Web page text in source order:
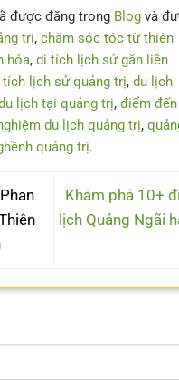
được đăng trong Blogvà
trị, chăm sóc tóc từ thiên
hóa, di tích lịch sử gắn liền
tích lịch sử quảng trị, du lịch
lịch tại quảng trị, điểm đến
du lịch quảng trị,
quảng trị.
Khám phá 10+
lịch Quảng Ngãi